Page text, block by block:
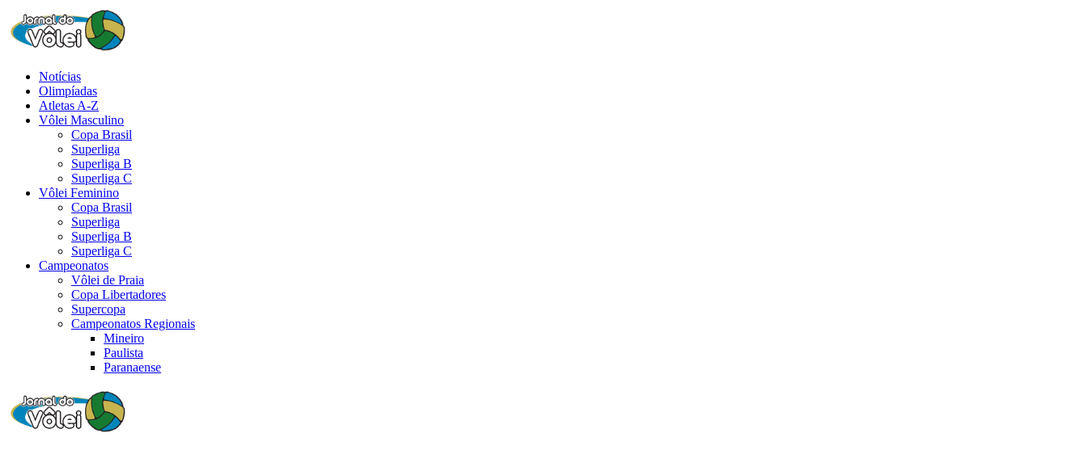
Notícias
Olimpíadas
Atletas A-Z
Vôlei Masculino
Copa Brasil
Superliga
Superliga B
Superliga C
Vôlei Feminino
Copa Brasil
Superliga
Superliga B
Superliga C
Campeonatos
Vôlei de Praia
Copa Libertadores
Supercopa
Campeonatos Regionais
Mineiro
Paulista
Paranaense